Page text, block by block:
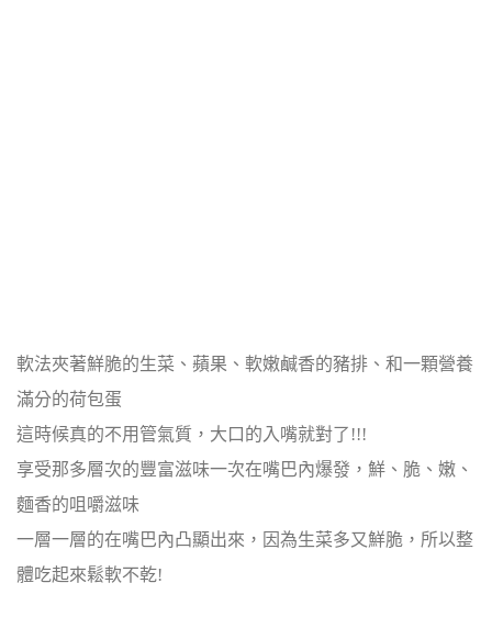
軟法夾著鮮脆的生菜、蘋果、軟嫩鹹香的豬排、和一顆營養
滿分的荷包蛋
這時候真的不用管氣質，大口的入嘴就對了!!!
享受那多層次的豐富滋味一次在嘴巴內爆發，鮮、脆、嫩、
麵香的咀嚼滋味
一層一層的在嘴巴內凸顯出來，因為生菜多又鮮脆，所以整
體吃起來鬆軟不乾!